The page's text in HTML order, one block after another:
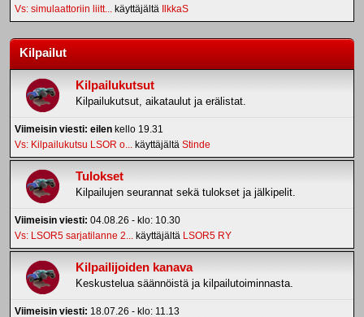
Vs: simulaattoriin liitt... käyttäjältä IlkkaS
Kilpailut
Kilpailukutsut
Kilpailukutsut, aikataulut ja erälistat.
Viimeisin viesti: eilen kello 19.31
Vs: Kilpailukutsu LSOR o... käyttäjältä Stinde
Tulokset
Kilpailujen seurannat sekä tulokset ja jälkipelit.
Viimeisin viesti: 04.08.26 - klo: 10.30
Vs: LSOR5 sarjatilanne 2... käyttäjältä LSOR5 RY
Kilpailijoiden kanava
Keskustelua säännöistä ja kilpailutoiminnasta.
Viimeisin viesti: 18.07.26 - klo: 11.13